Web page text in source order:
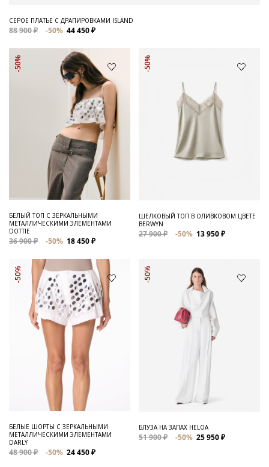
СЕРОЕ ПЛАТЬЕ С ДРАПИРОВКАМИ ISLAND
88 900 ₽ -50% 44 450 ₽
-50%
БЕЛЫЙ ТОП С ЗЕРКАЛЬНЫМИ
МЕТАЛЛИЧЕСКИМИ ЭЛЕМЕНТАМИ
DOTTIE
36 900 ₽ -50% 18 450 ₽
-50%
ШЕЛКОВЫЙ ТОП В ОЛИВКОВОМ ЦВЕТЕ
BERWYN
27 900 ₽ -50% 13 950 ₽
-50%
БЕЛЫЕ ШОРТЫ С ЗЕРКАЛЬНЫМИ
МЕТАЛЛИЧЕСКИМИ ЭЛЕМЕНТАМИ
DARLY
48 900 ₽ -50% 24 450 ₽
-50%
БЛУЗА НА ЗАПАХ HELOA
51 900 ₽ -50% 25 950 ₽